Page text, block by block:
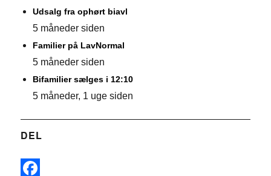
Udsalg fra ophørt biavl
5 måneder siden
Familier på LavNormal
5 måneder siden
Bifamilier sælges i 12:10
5 måneder, 1 uge siden
DEL